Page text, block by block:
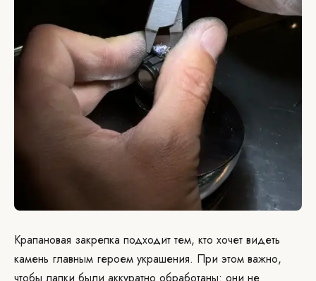
Крапановая закрепка подходит тем, кто хочет видеть
камень главным героем украшения. При этом важно,